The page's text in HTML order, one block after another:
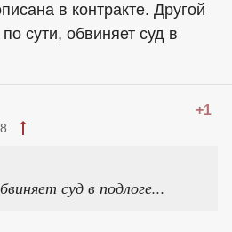
в контракте. Другой
сути, обвиняет суд в
+1
суд в подлоге...